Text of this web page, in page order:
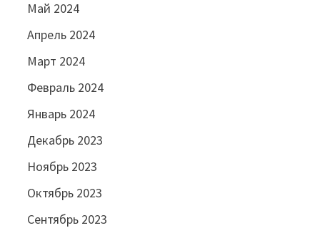
Май 2024
Апрель 2024
Март 2024
Февраль 2024
Январь 2024
Декабрь 2023
Ноябрь 2023
Октябрь 2023
Сентябрь 2023